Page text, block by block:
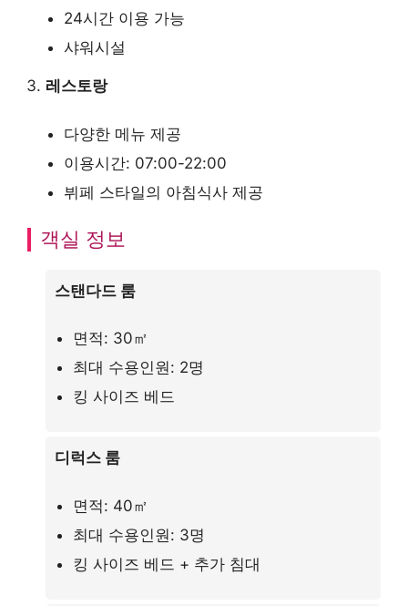
24시간 이용 가능
샤워시설
레스토랑
다양한 메뉴 제공
이용시간: 07:00-22:00
뷔페 스타일의 아침식사 제공
객실 정보
스탠다드 룸
면적: 30㎡
최대 수용인원: 2명
킹 사이즈 베드
디럭스 룸
면적: 40㎡
최대 수용인원: 3명
킹 사이즈 베드 + 추가 침대